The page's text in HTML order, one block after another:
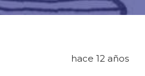
hace 12 años